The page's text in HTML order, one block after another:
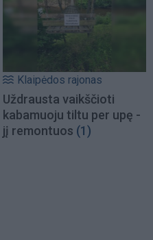
Klaipėdos rajonas
Uždrausta vaikščioti
kabamuoju tiltu per upę -
jį remontuos (1)